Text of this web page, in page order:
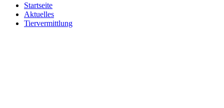
Startseite
Aktuelles
Tiervermittlung